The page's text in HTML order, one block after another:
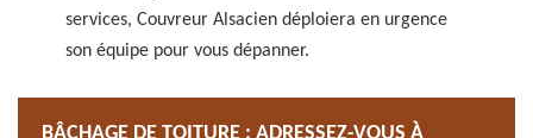
services, Couvreur Alsacien déploiera en urgence
son équipe pour vous dépanner.